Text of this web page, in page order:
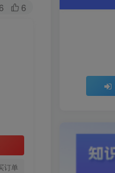
6
订单